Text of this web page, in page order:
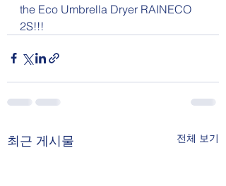
the Eco Umbrella Dryer RAINECO
2S!!!
최근 게시물 전체 보기